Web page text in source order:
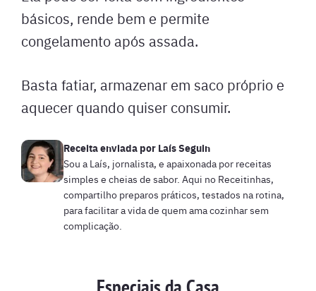
básicos, rende bem e permite
congelamento após assada.
Basta fatiar, armazenar em saco próprio e
aquecer quando quiser consumir.
Receita enviada por Laís Seguin
Sou a Laís, jornalista, e apaixonada por receitas
simples e cheias de sabor. Aqui no Receitinhas,
compartilho preparos práticos, testados na rotina,
para facilitar a vida de quem ama cozinhar sem
complicação.